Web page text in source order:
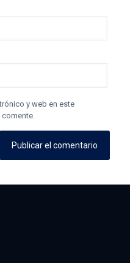
y web en este
comente.